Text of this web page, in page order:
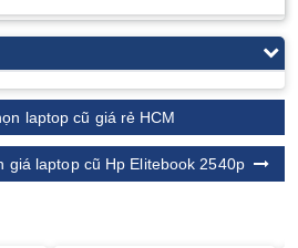
laptop cũ giá rẻ HCM
giá laptop cũ Hp Elitebook 2540p